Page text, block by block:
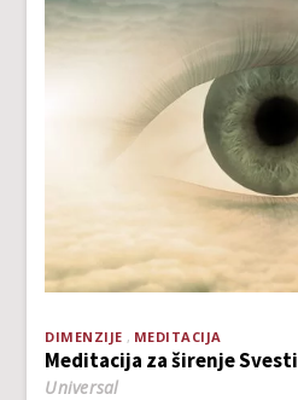
DIMENZIJE MEDITACIJA
Meditacija za širenje Svesti
Universal